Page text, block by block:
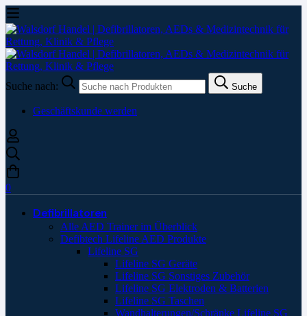
Suche nach: Suche
Geschäftskunde werden
0
Defibrillatoren
Alle AED Trainer im Überblick
Defibtech Lifeline AED Produkte
Lifeline SG
Lifeline SG Geräte
Lifeline SG Sonstiges Zubehör
Lifeline SG Elektroden & Batterien
Lifeline SG Taschen
Wandhalterungen/Schränke Lifeline SG